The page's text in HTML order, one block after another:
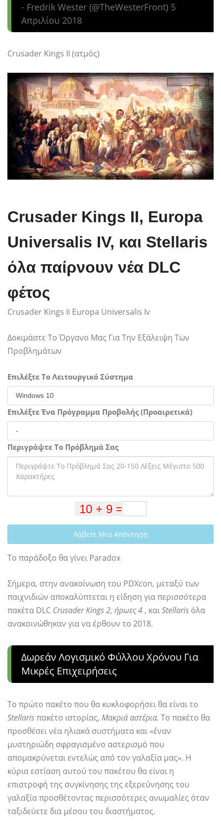
- Fredrik Wester (@TheWesterFront) 5
Απριλίου 2018
Crusader Kings II (ατμός)
Crusader Kings II, Europa
Universalis IV, και Stellaris
όλα παίρνουν νέα DLC
φέτος
Crusader Kings Ii Europa Universalis Iv
Δοκιμάστε Το Όργανο Μας Για Την Εξάλειψη Των
Προβλημάτων
Επιλέξτε Το Λειτουργικό Σύστημα
Επιλέξτε Ένα Πρόγραμμα Προβολής (Προαιρετικά)
Περιγράψτε Το Πρόβλημά Σας
Λάβετε Μια Απάντηση
Το παράδοξο θα γίνει Paradox
Σήμερα, στην ανακοίνωση του PDXcon, μεταξύ των
παιχνιδιών αποκαλύπτεται η είδηση ​​για περισσότερα
πακέτα DLC Crusader Kings 2, ήρωες 4 , καιStellaris όλα
ανακοινώθηκαν για να έρθουν το 2018.
Δωρεάν Λογισμικό Φύλλου Χρόνου Για
Μικρές Επιχειρήσεις
Το πρώτο πακέτο που θα κυκλοφορήσει θα είναι το
Stellarisπακέτο ιστορίας, Μακριά αστέρια. Το πακέτο θα
προσθέσει νέα ηλιακά συστήματα και «έναν
μυστηριώδη σφραγισμένο αστερισμό που
απομακρύνεται εντελώς από τον γαλαξία μας». Η
κύρια εστίαση αυτού του πακέτου θα είναι η
επιστροφή της συγκίνησης της εξερεύνησης του
γαλαξία προσθέτοντας περισσότερες ανωμαλίες όταν
ταξιδεύετε δια μέσου του διαστήματος.